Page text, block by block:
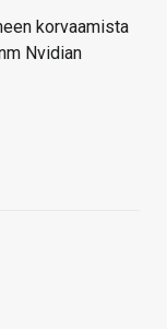
korvaamista
Nvidian